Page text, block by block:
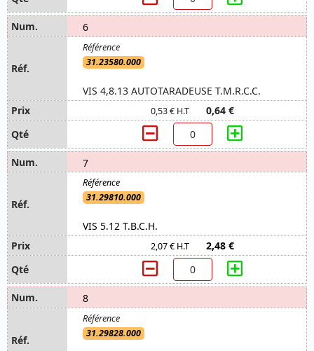
6
31.23580.000
VIS 4,8.13 AUTOTARADEUSE T.M.R.C.C.
0,53 € H.T 0,64 €
7
31.29810.000
VIS 5.12 T.B.C.H.
2,07 € H.T 2,48 €
8
31.29828.000